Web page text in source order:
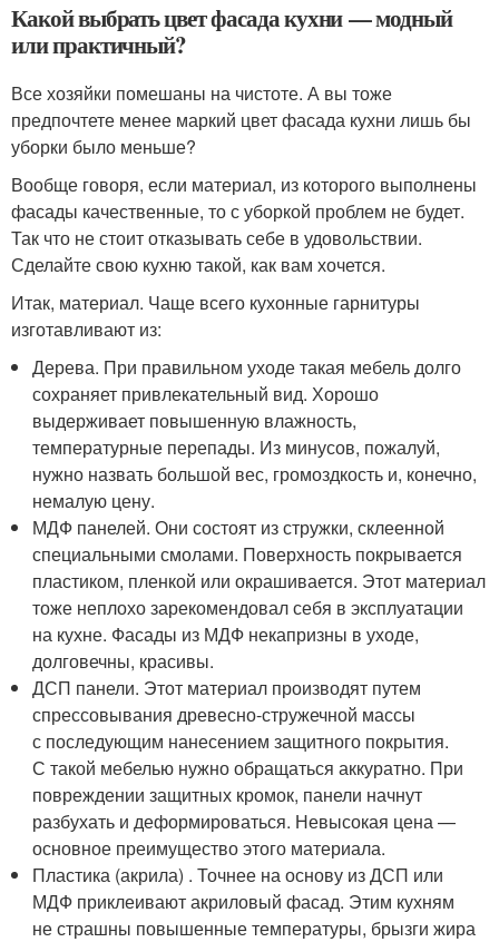
Какой выбрать цвет фасада кухни — модный
или практичный?
Все хозяйки помешаны на чистоте. А вы тоже
предпочтете менее маркий цвет фасада кухни лишь бы
уборки было меньше?
Вообще говоря, если материал, из которого выполнены
фасады качественные, то с уборкой проблем не будет.
Так что не стоит отказывать себе в удовольствии.
Сделайте свою кухню такой, как вам хочется.
Итак, материал. Чаще всего кухонные гарнитуры
изготавливают из:
Дерева. При правильном уходе такая мебель долго
сохраняет привлекательный вид. Хорошо
выдерживает повышенную влажность,
температурные перепады. Из минусов, пожалуй,
нужно назвать большой вес, громоздкость и, конечно,
немалую цену.
МДФ панелей. Они состоят из стружки, склеенной
специальными смолами. Поверхность покрывается
пластиком, пленкой или окрашивается. Этот материал
тоже неплохо зарекомендовал себя в эксплуатации
на кухне. Фасады из МДФ некапризны в уходе,
долговечны, красивы.
ДСП панели. Этот материал производят путем
спрессовывания древесно-стружечной массы
с последующим нанесением защитного покрытия.
С такой мебелью нужно обращаться аккуратно. При
повреждении защитных кромок, панели начнут
разбухать и деформироваться. Невысокая цена —
основное преимущество этого материала.
Пластика (акрила) . Точнее на основу из ДСП или
МДФ приклеивают акриловый фасад. Этим кухням
не страшны повышенные температуры, брызги жира